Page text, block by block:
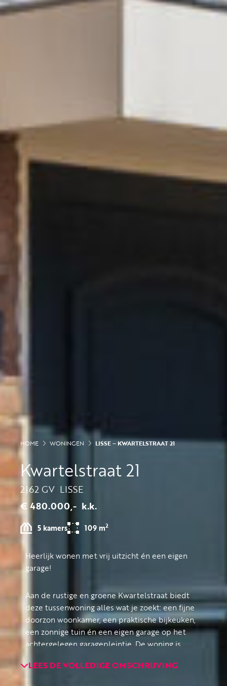
HOME WONINGEN LISSE – KWARTELSTRAAT 21
Kwartelstraat 21
2162 GV LISSE
€ 480.000,- k.k.
5 kamers 109 m2
Heerlijk wonen met vrij uitzicht én een eigen
garage!
Aan de rustige en groene Kwartelstraat biedt
deze tussenwoning alles wat je zoekt: een fijne
doorzon woonkamer, een praktische bijkeuken,
een zonnige tuin én een eigen garage op het
achtergelegen garagepleintje. De woning is
gedateerd, wat jou de kans biedt om het
LEES DE VOLLEDIGE OMSCHRIJVING